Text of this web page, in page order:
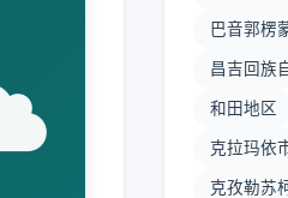
巴音郭楞
昌吉回族
和田地区
克拉玛依
克孜勒苏